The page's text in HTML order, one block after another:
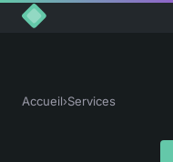
Accueil›Services